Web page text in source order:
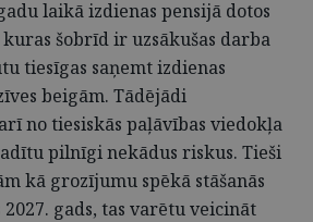
laikā izdienas pensijā dotos
šobrīd ir uzsākušas darba
tiesīgas saņemt izdienas
beigām. Tādējādi
no tiesiskās paļāvības viedokļa
pilnīgi nekādus riskus. Tieši
kā grozījumu spēkā stāšanās
gads, tas varētu veicināt